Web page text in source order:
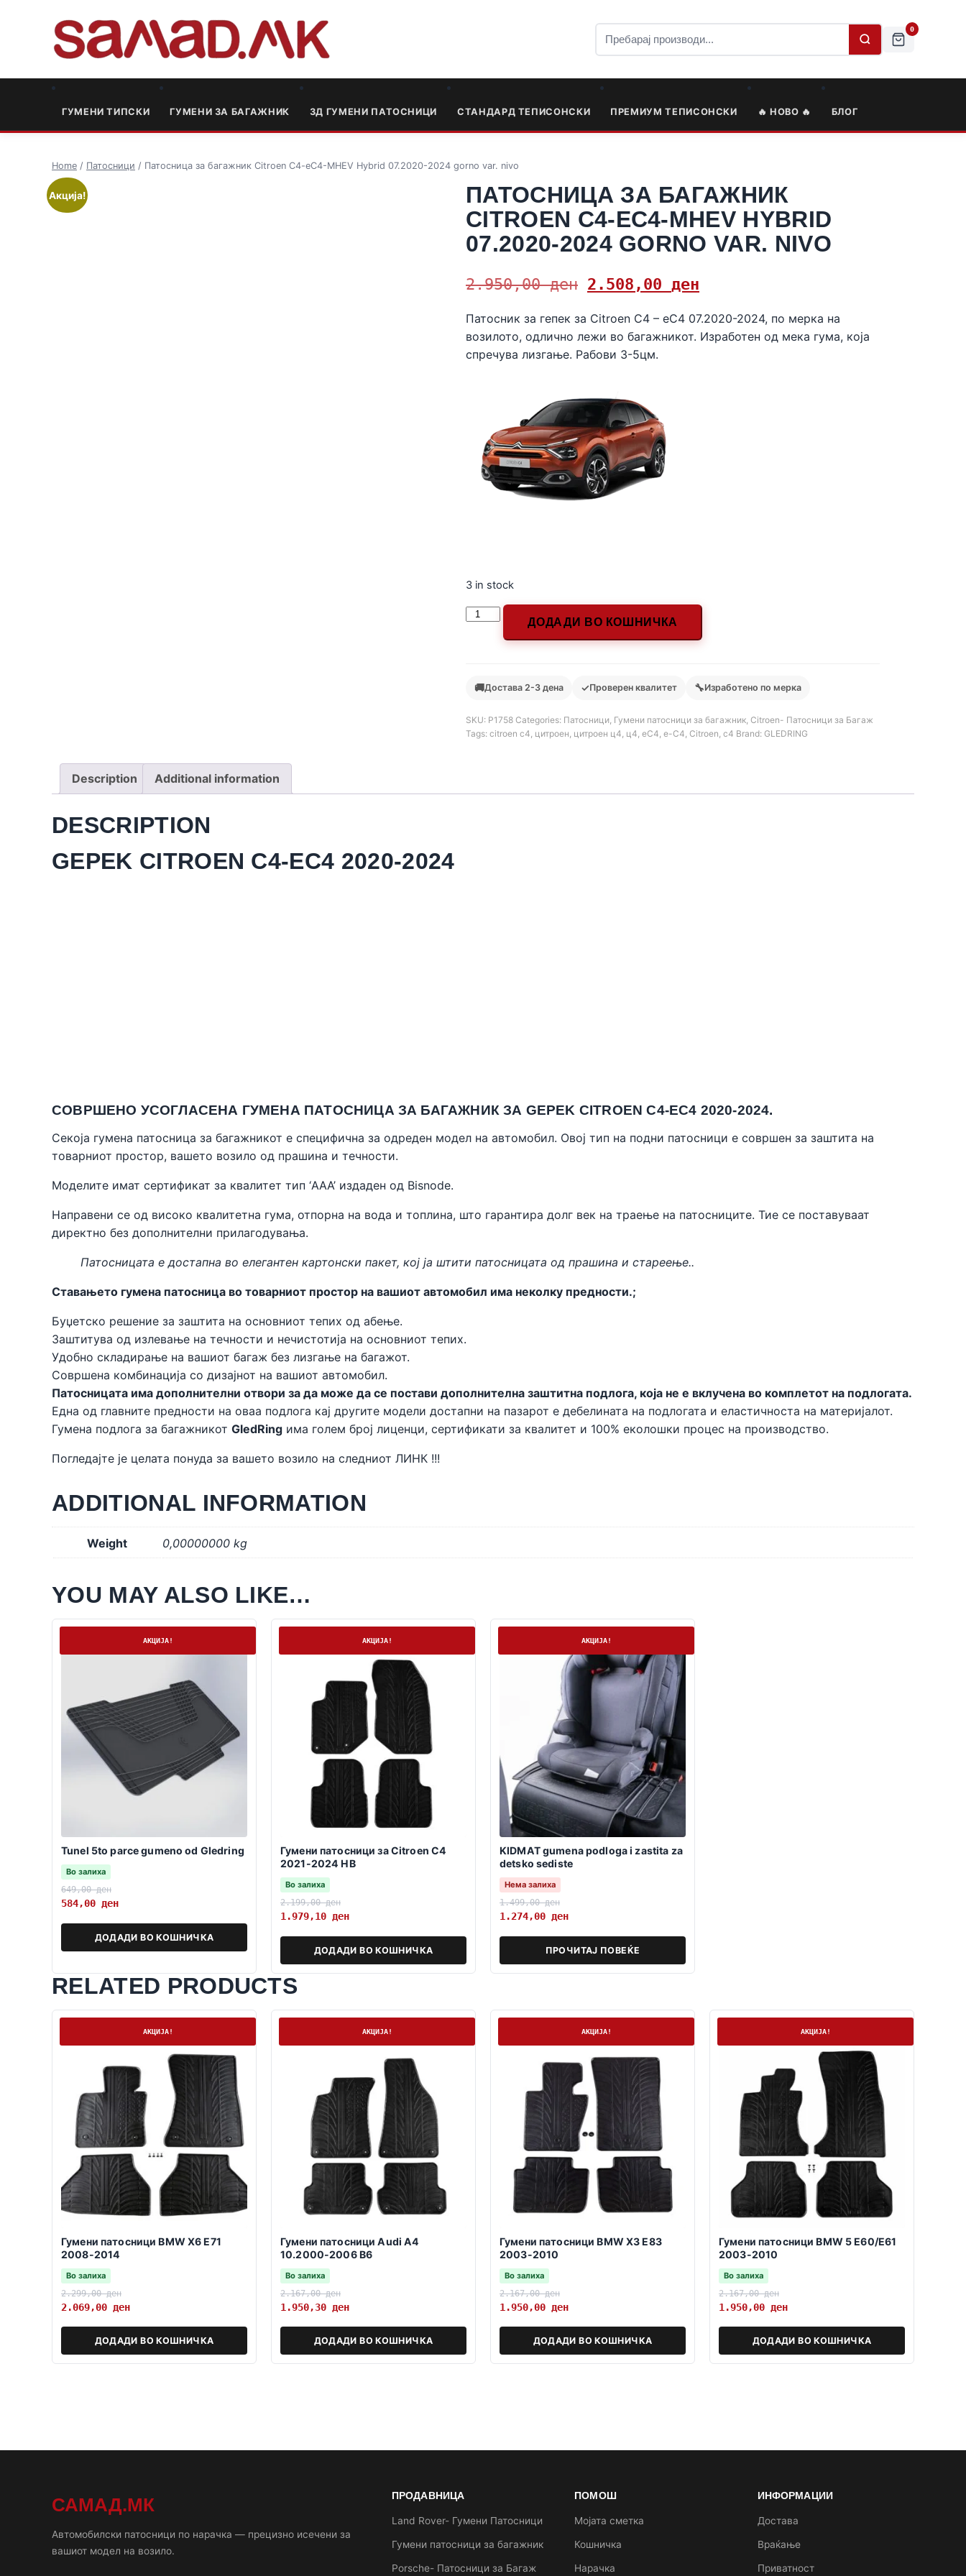
0
ГУМЕНИ ТИПСКИ ГУМЕНИ ЗА БАГАЖНИК 3Д ГУМЕНИ ПАТОСНИЦИ СТАНДАРД ТЕПИСОНСКИ ПРЕМИУМ ТЕПИСОНСКИ 🔥 НОВО 🔥 БЛОГ
Home / Патосници / Патосница за багажник Citroen C4-eC4-MHEV Hybrid 07.2020-2024 gorno var. nivo
Акција!
ПАТОСНИЦА ЗА БАГАЖНИК
CITROEN C4-EC4-MHEV HYBRID
07.2020-2024 GORNO VAR. NIVO
2.950,00ден 2.508,00 ден
Патосник за гепек за Citroen C4 – eC4 07.2020-2024, по мерка на
возилото, одлично лежи во багажникот. Изработен од мека гума, која
спречува лизгање. Рабови 3-5цм.
3 in stock
ДОДАДИ ВО КОШНИЧКА
🚚Достава 2-3 дена ✓Проверен квалитет 🔧Изработено по мерка
SKU: Р1758 Categories: Патосници Гумени патосници за багажник Citroen- Патосници за Багаж
Tags: citroen c4 цитроен цитроен ц4 ц4 eC4 e-C4 Citroen c4 Brand: GLEDRING
Description Additional information
DESCRIPTION
GEPEK CITROEN C4-EC4 2020-2024
СОВРШЕНО УСОГЛАСЕНА ГУМЕНА ПАТОСНИЦА ЗА БАГАЖНИК ЗА GEPEK CITROEN C4-EC4 2020-2024.
Секоја гумена патосница за багажникот е специфична за одреден модел на автомобил. Овој тип на подни патосници е совршен за заштита на
товарниот простор, вашето возило од прашина и течности.
Моделите имат сертификат за квалитет тип ‘AAA’ издаден од Bisnode.
Направени се од високо квалитетна гума, отпорна на вода и топлина, што гарантира долг век на траење на патосниците. Тие се поставуваат
директно без дополнителни прилагодувања.
Патосницата е достапна во елегантен картонски пакет, кој ја штити патосницата од прашина и стареење..
Ставањето гумена патосница во товарниот простор на вашиот автомобил има неколку предности.;
Буџетско решение за заштита на основниот тепих од абење.
Заштитува од излевање на течности и нечистотија на основниот тепих.
Удобно складирање на вашиот багаж без лизгање на багажот.
Совршена комбинација со дизајнот на вашиот автомобил.
Патосницата има дополнителни отвори за да може да се постави дополнителна заштитна подлога, која не е вклучена во комплетот на подлогата.
Една од главните предности на оваа подлога кај другите модели достапни на пазарот е дебелината на подлогата и еластичноста на материјалот.
Гумена подлога за багажникот GledRing има голем број лиценци, сертификати за квалитет и 100% еколошки процес на производство.
Погледајте је целата понуда за вашето возило на следниот ЛИНК !!!
ADDITIONAL INFORMATION
Weight 0,00000000 kg
YOU MAY ALSO LIKE…
АКЦИЈА!
Tunel 5to parce gumeno od Gledring
Во залиха
649,00ден
584,00 ден
ДОДАДИ ВО КОШНИЧКА
АКЦИЈА!
Гумени патосници за Citroen C4
2021-2024 HB
Во залиха
2.199,00ден
1.979,10 ден
ДОДАДИ ВО КОШНИЧКА
АКЦИЈА!
KIDMAT gumena podloga i zastita za
detsko sediste
Нема залиха
1.499,00ден
1.274,00 ден
ПРОЧИТАЈ ПОВЕЌЕ
RELATED PRODUCTS
АКЦИЈА!
Гумени патосници BMW X6 E71
2008-2014
Во залиха
2.299,00ден
2.069,00 ден
ДОДАДИ ВО КОШНИЧКА
АКЦИЈА!
Гумени патосници Audi A4
10.2000-2006 B6
Во залиха
2.167,00ден
1.950,30 ден
ДОДАДИ ВО КОШНИЧКА
АКЦИЈА!
Гумени патосници BMW X3 E83
2003-2010
Во залиха
2.167,00ден
1.950,00 ден
ДОДАДИ ВО КОШНИЧКА
АКЦИЈА!
Гумени патосници BMW 5 E60/E61
2003-2010
Во залиха
2.167,00ден
1.950,00 ден
ДОДАДИ ВО КОШНИЧКА
САМАД.МК
Автомобилски патосници по нарачка — прецизно исечени за
вашиот модел на возило.
ПРОДАВНИЦА
Land Rover- Гумени Патосници
Гумени патосници за багажник
Porsche- Патосници за Багаж
ПОМОШ
Мојата сметка
Кошничка
Нарачка
ИНФОРМАЦИИ
Достава
Враќање
Приватност